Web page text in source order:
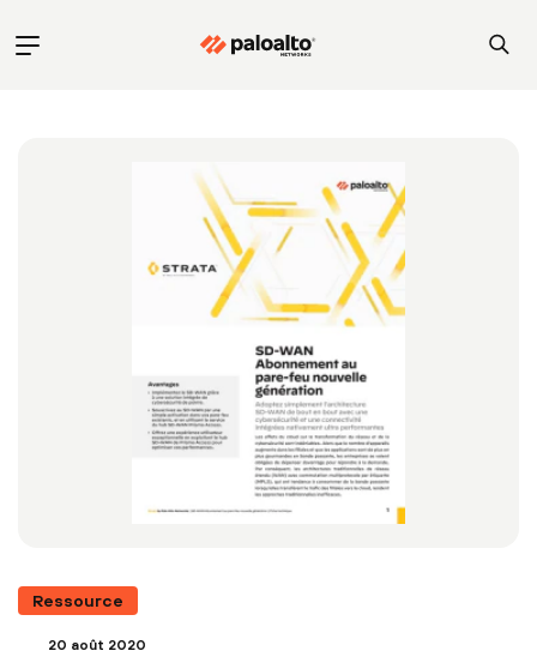
Ressource
20 août 2020